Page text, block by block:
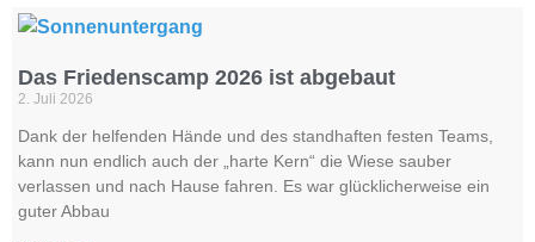
Das Friedenscamp 2026 ist abgebaut
2. Juli 2026
Dank der helfenden Hände und des standhaften festen Teams,
kann nun endlich auch der „harte Kern“ die Wiese sauber
verlassen und nach Hause fahren. Es war glücklicherweise ein
guter Abbau